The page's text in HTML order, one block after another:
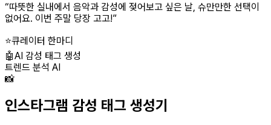
“따뜻한 실내에서 음악과 감성에 젖어보고 싶은 날, 슈만만한 선택이
없어요. 이번 주말 당장 고고!”
⭐큐레이터 한마디
🤖AI 감성 태그 생성
트렌드 분석 AI
📸
인스타그램 감성 태그 생성기